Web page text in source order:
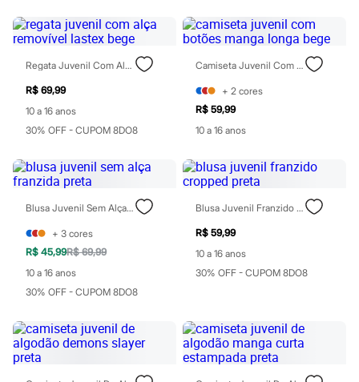
Dia dos Pais
Inverno
Novidades
Roupas
Bermudas
Camisas
Calças
Camisetas e Regatas
Casacos e Jaquetas
Polos
Acessórios
Bolsas e Mochilas
Chapéus e Bonés
Carteiras
Óculos
Calçados
Botas
Sapatos
Sandálias e Papetes
Tênis
Moda esportiva
Regata Juvenil Com Alça Removível Lastex Bege
R$ 69,99
10 a 16 anos
30% OFF - CUPOM 8DO8
Camiseta Juvenil Com Botões Manga Longa Bege
+ 2 cores
R$ 59,99
10 a 16 anos
Blusa Juvenil Sem Alça Franzida Preta
+ 3 cores
R$ 45,99R$ 69,99
10 a 16 anos
30% OFF - CUPOM 8DO8
Blusa Juvenil Franzido Cropped Preta
R$ 59,99
10 a 16 anos
30% OFF - CUPOM 8DO8